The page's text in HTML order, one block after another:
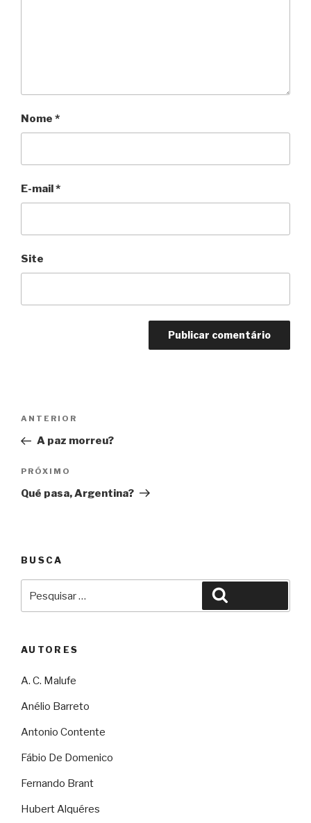
Nome *
E-mail*
Site
Post
Anterior
ANTERIOR
A paz morreu?
Próximo
PRÓXIMO
Qué pasa, Argentina?
BUSCA
por:
AUTORES
A. C. Malufe
Anélio Barreto
Antonio Contente
Fábio De Domenico
Fernando Brant
Hubert Alquéres